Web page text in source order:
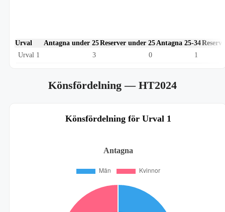
Urval Antagna under 25Reserver under 25 Antagna 25-34
Urval 1
3 0 1
Könsfördelning— HT2024
Könsfördelning för Urval 1
Antagna